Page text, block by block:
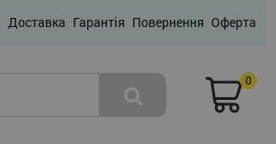
Доставка Гарантія Повернення Оферта
0